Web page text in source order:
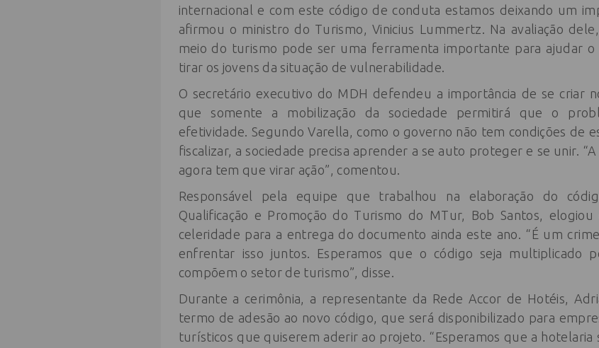
internacional e com este código de conduta estamos deixando um
afirmou o ministro do Turismo, Vinicius Lummertz. Na avaliação
meio do turismo pode ser uma ferramenta importante para ajudar
tirar os jovens da situação de vulnerabilidade.
O secretário executivo do MDH defendeu a importância de se criar
que somente a mobilização da sociedade permitirá que o
efetividade. Segundo Varella, como o governo não tem condições de
fiscalizar, a sociedade precisa aprender a se auto proteger e se unir.
agora tem que virar ação”, comentou.
Responsável pela equipe que trabalhou na elaboração do
Qualificação e Promoção do Turismo do MTur, Bob Santos,
celeridade para a entrega do documento ainda este ano. “É um
enfrentar isso juntos. Esperamos que o código seja multiplicado
compõem o setor de turismo”, disse.
Durante a cerimônia, a representante da Rede Accor de Hotéis,
termo de adesão ao novo código, que será disponibilizado para
turísticos que quiserem aderir ao projeto. “Esperamos que a hotelaria